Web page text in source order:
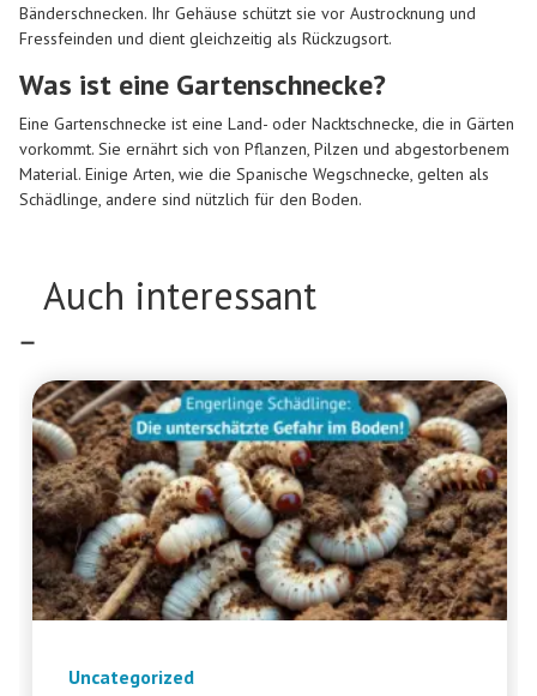
Bänderschnecken. Ihr Gehäuse schützt sie vor Austrocknung und
Fressfeinden und dient gleichzeitig als Rückzugsort.
Was ist eine Gartenschnecke?
Eine Gartenschnecke ist eine Land- oder Nacktschnecke, die in Gärten
vorkommt. Sie ernährt sich von Pflanzen, Pilzen und abgestorbenem
Material. Einige Arten, wie die Spanische Wegschnecke, gelten als
Schädlinge, andere sind nützlich für den Boden.
Auch interessant
Uncategorized